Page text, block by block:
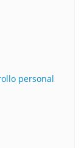
personal